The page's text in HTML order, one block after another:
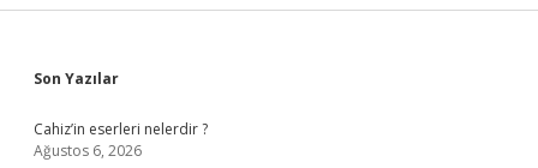
Sidebar
Son Yazılar
Cahiz’in eserleri nelerdir ?
Ağustos 6, 2026